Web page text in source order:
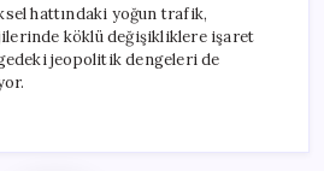
hattındaki yoğun trafik,
köklü değişikliklere işaret
jeopolitik dengeleri de